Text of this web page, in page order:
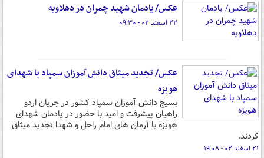
عکس/ یادمان شهید چمران در دهلاویه
۲۲ اسفند ۰۲ - ۰۹:۳۰
عکس/ تجدید میثاق دانش آموزان سمپاد با شهدای
هویزه
بسیج دانش آموزان سمپاد کشور در جریان اردو
راهیان پیشرفت و امید با حضور در یادمان شهدای
هویزه با آرمان های امام راحل و شهدا تجدید میثاق
کردند.
۲۱ اسفند ۰۲ - ۱۹:۰۸